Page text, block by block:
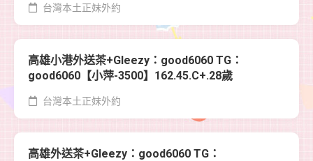
台灣本土正妹外約
高雄小港外送茶+Gleezy：good6060 TG：
good6060【小萍-3500】162.45.C+.28歲
台灣本土正妹外約
高雄外送茶+Gleezy：good6060 TG：